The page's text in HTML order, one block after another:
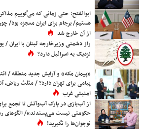
ابوالفتح: حتی زمانی که می‌گوییم
هستیم/ برجام برای ایران معجزه بود/
از آن خارج شد
راز دشمنی وزیرخارجه لبنان با
نزدیک به اسرائیل دارد؟
«پیمان مکه» و آرایش جدید منطقه /
پیامی برای تهران دارد؟ / مثلث ریاض،
امنیتی غرب
از آب‌بازی در پارک آب‌وآتش تا تجمع
حکومتی نیست می‌پسندند»/ الگوهای
نوجوان‌ها را نگیرید!